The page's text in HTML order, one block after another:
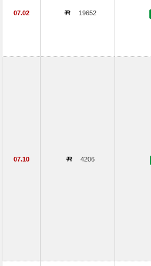
07.02 19652
07.10 4206